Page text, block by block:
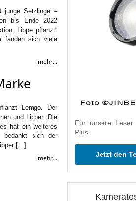
junge Setzlinge –
bis Ende 2022
„Lippe pflanzt“
fanden sich viele
mehr...
Lemgo. Der
und Lipper: Die
hat ein weiteres
bedankt sich der
[…]
mehr...
Für unsere Leser
Plus.
Jetzt den